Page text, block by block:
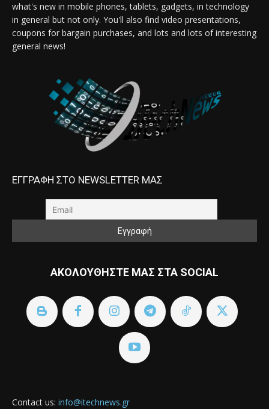
what's new in mobile phones, tablets, gadgets, in technology
in general but not only. You'll also find video presentations,
coupons for bargain purchases, and lots and lots of interesting
general news!
ΕΓΓΡΑΦΗ ΣΤΟ NEWSLETTER ΜΑΣ
ΑΚΟΛΟΥΘΗΣΤΕ ΜΑΣ ΣΤΑ SOCIAL
Contact us: info@itechnews.gr